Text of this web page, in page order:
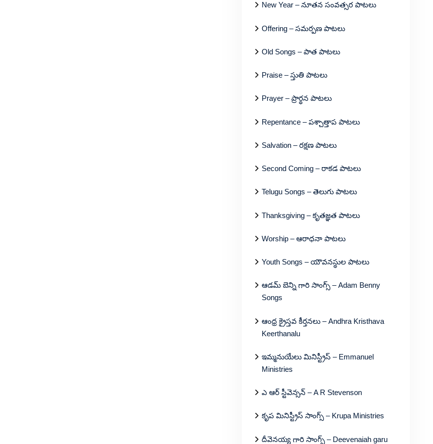
New Year – నూతన సంవత్సర పాటలు
Offering – సమర్పణ పాటలు
Old Songs – పాత పాటలు
Praise – స్తుతి పాటలు
Prayer – ప్రార్థన పాటలు
Repentance – పశ్చాత్తాప పాటలు
Salvation – రక్షణ పాటలు
Second Coming – రాకడ పాటలు
Telugu Songs – తెలుగు పాటలు
Thanksgiving – కృతజ్ఞత పాటలు
Worship – ఆరాధనా పాటలు
Youth Songs – యౌవనస్థుల పాటలు
ఆడమ్ బెన్ని గారి సాంగ్స్ – Adam Benny
Songs
ఆంధ్ర క్రైస్తవ కీర్తనలు – Andhra Kristhava
Keerthanalu
ఇమ్మనుయేలు మినిస్ట్రీస్ – Emmanuel
Ministries
ఎ ఆర్ స్టీవెన్సన్ – A R Stevenson
కృప మినిస్ట్రీస్ సాంగ్స్ – Krupa Ministries
దీవెనయ్య గారి సాంగ్స్ – Deevenaiah garu